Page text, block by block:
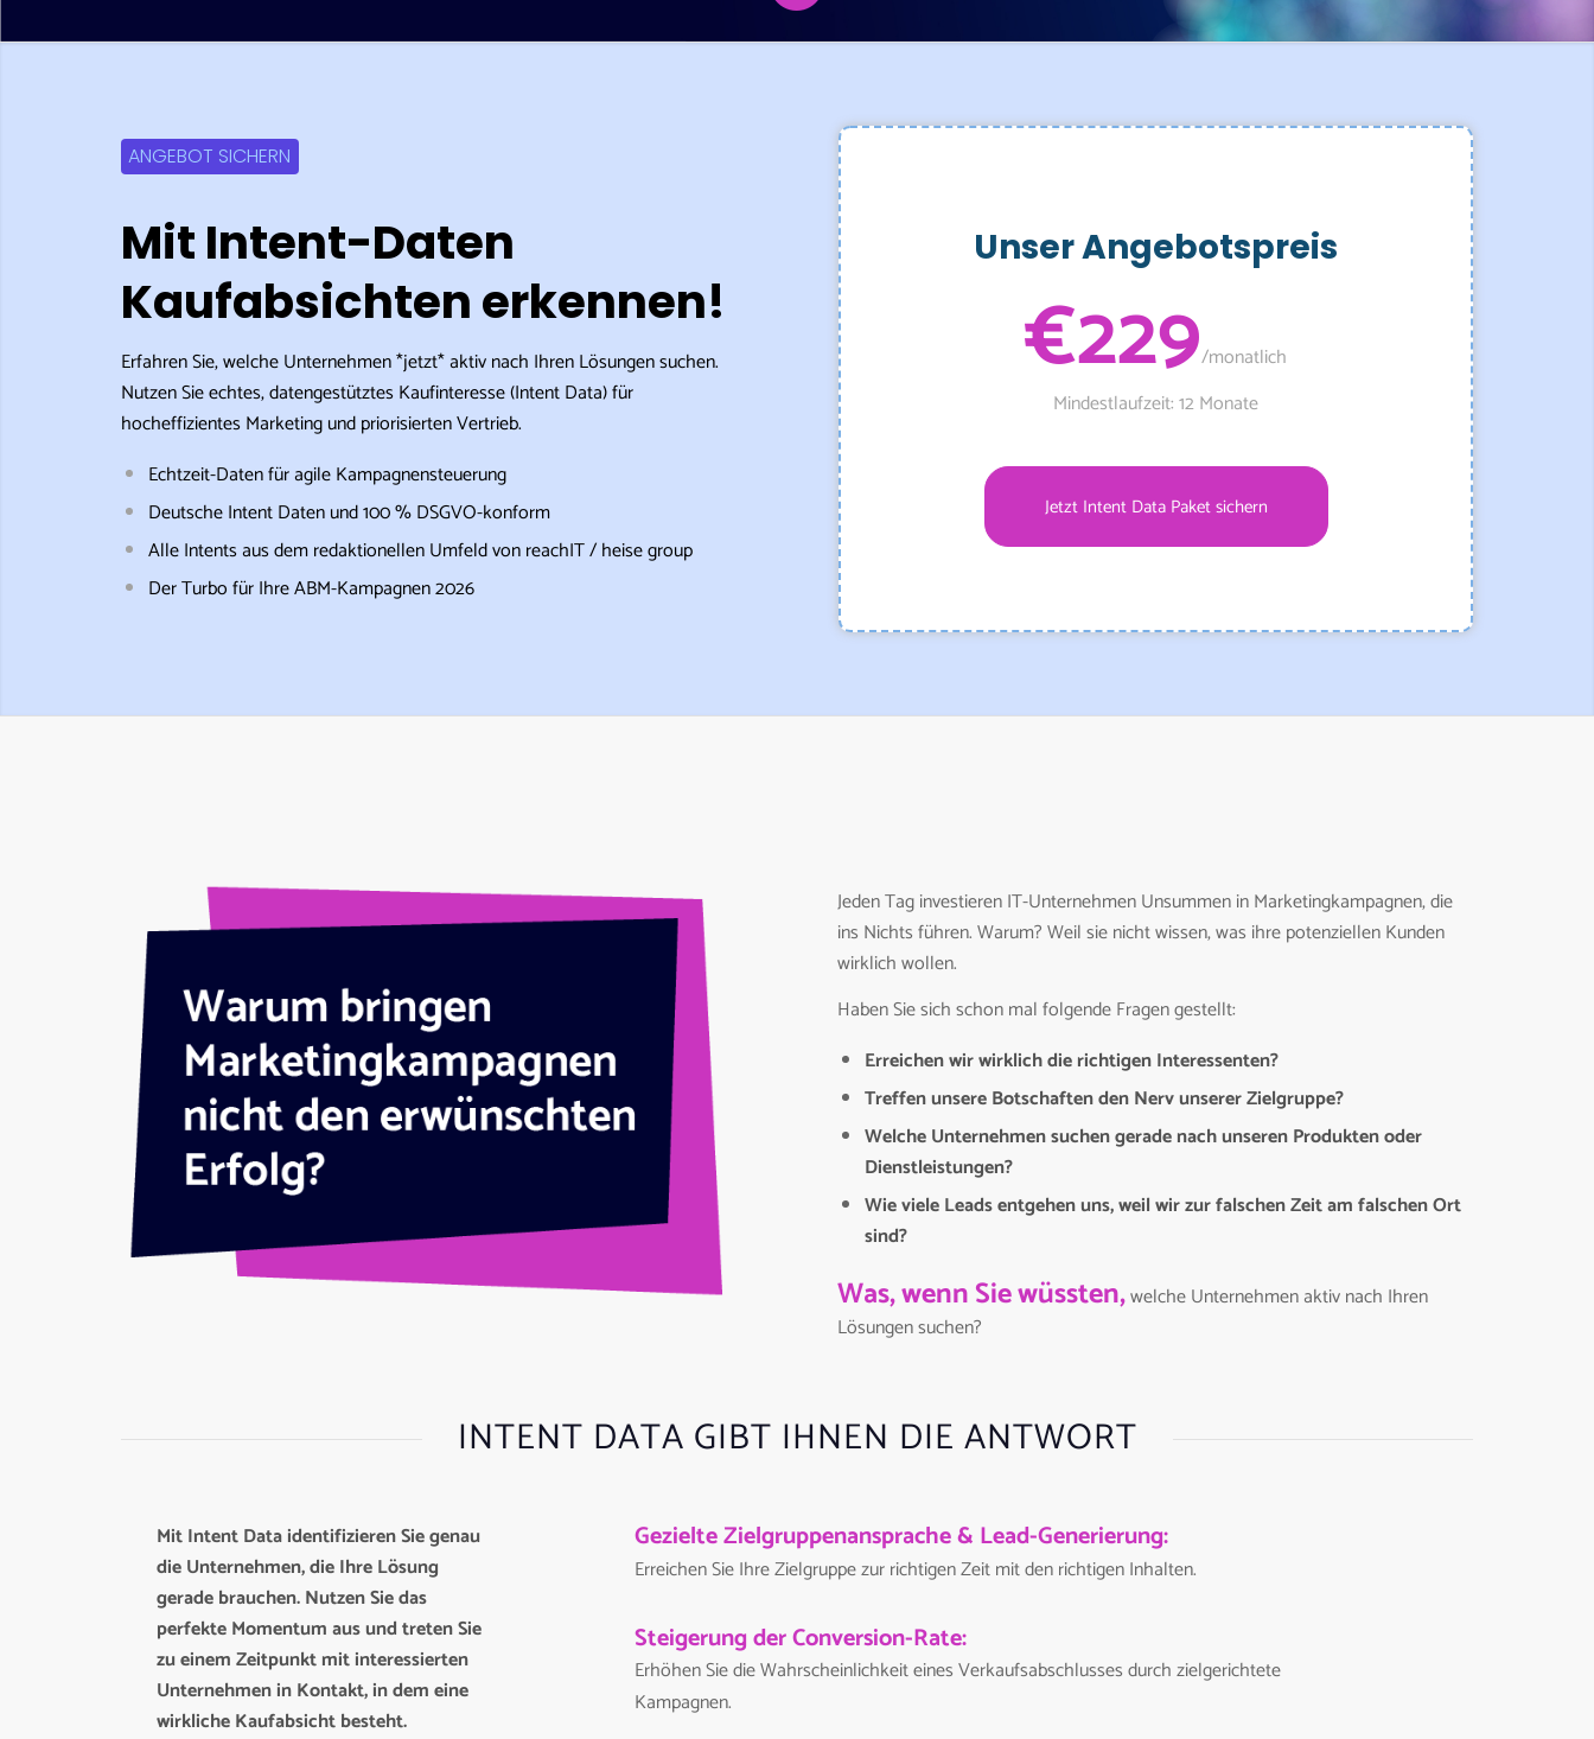
ANGEBOT SICHERN
Mit Intent-Daten
Kaufabsichten erkennen!
Erfahren Sie, welche Unternehmen *jetzt* aktiv nach Ihren Lösungen suchen.
Nutzen Sie echtes, datengestütztes Kaufinteresse (Intent Data) für
hocheffizientes Marketing und priorisierten Vertrieb.
Echtzeit-Daten für agile Kampagnensteuerung
Deutsche Intent Daten und 100 % DSGVO-konform
Alle Intents aus dem redaktionellen Umfeld von reachIT / heise group
Der Turbo für Ihre ABM-Kampagnen 2026
Unser Angebotspreis
€229/monatlich
Mindestlaufzeit: 12 Monate
Jetzt Intent Data Paket sichern
Jeden Tag investieren IT-Unternehmen Unsummen in Marketingkampagnen, die
ins Nichts führen. Warum? Weil sie nicht wissen, was ihre potenziellen Kunden
wirklich wollen.
Haben Sie sich schon mal folgende Fragen gestellt:
Erreichen wir wirklich die richtigen Interessenten?
Treffen unsere Botschaften den Nerv unserer Zielgruppe?
Welche Unternehmen suchen gerade nach unseren Produkten oder
Dienstleistungen?
Wie viele Leads entgehen uns, weil wir zur falschen Zeit am falschen Ort
sind?
Was, wenn Sie wüssten,welche Unternehmen aktiv nach Ihren
Lösungen suchen?
INTENT DATA GIBT IHNEN DIE ANTWORT
Mit Intent Data identifizieren Sie genau
die Unternehmen, die Ihre Lösung
gerade brauchen. Nutzen Sie das
perfekte Momentum aus und treten Sie
zu einem Zeitpunkt mit interessierten
Unternehmen in Kontakt, in dem eine
wirkliche Kaufabsicht besteht.
Gezielte Zielgruppenansprache & Lead-Generierung:
Erreichen Sie Ihre Zielgruppe zur richtigen Zeit mit den richtigen Inhalten.
Steigerung der Conversion-Rate:
Erhöhen Sie die Wahrscheinlichkeit eines Verkaufsabschlusses durch zielgerichtete
Kampagnen.